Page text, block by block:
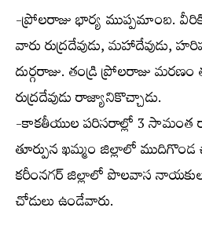
-ప్రోలరాజు భార్య ముప్పమాంబ. వీరికి
వారు రుద్రదేవుడు, మహాదేవుడు,
దుర్గరాజు. తండ్రి ప్రోలరాజు మరణం
రుద్రదేవుడు రాజ్యానికొచ్చాడు.
-కాకతీయుల పరిసరాల్లో 3 సామంత
తూర్పున ఖమ్మం జిల్లాలో
కరీంనగర్ జిల్లాలో పొలవాస
చోడులు ఉండేవారు.